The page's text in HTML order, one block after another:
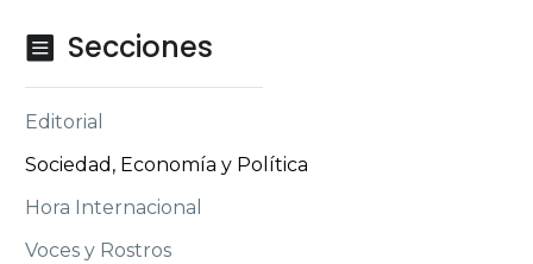
 Secciones
Editorial
Sociedad, Economía y Política
Hora Internacional
Voces y Rostros